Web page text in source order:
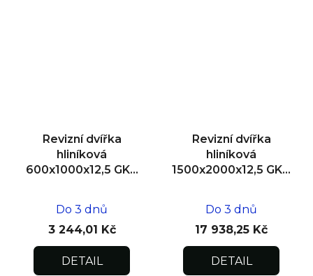
Revizní dvířka
hliníková
600x1000x12,5 GKB
Do 3 dnů
3 244,01 Kč
DETAIL
Revizní dvířka
hliníková
1500x2000x12,5 GKB
Do 3 dnů
17 938,25 Kč
DETAIL